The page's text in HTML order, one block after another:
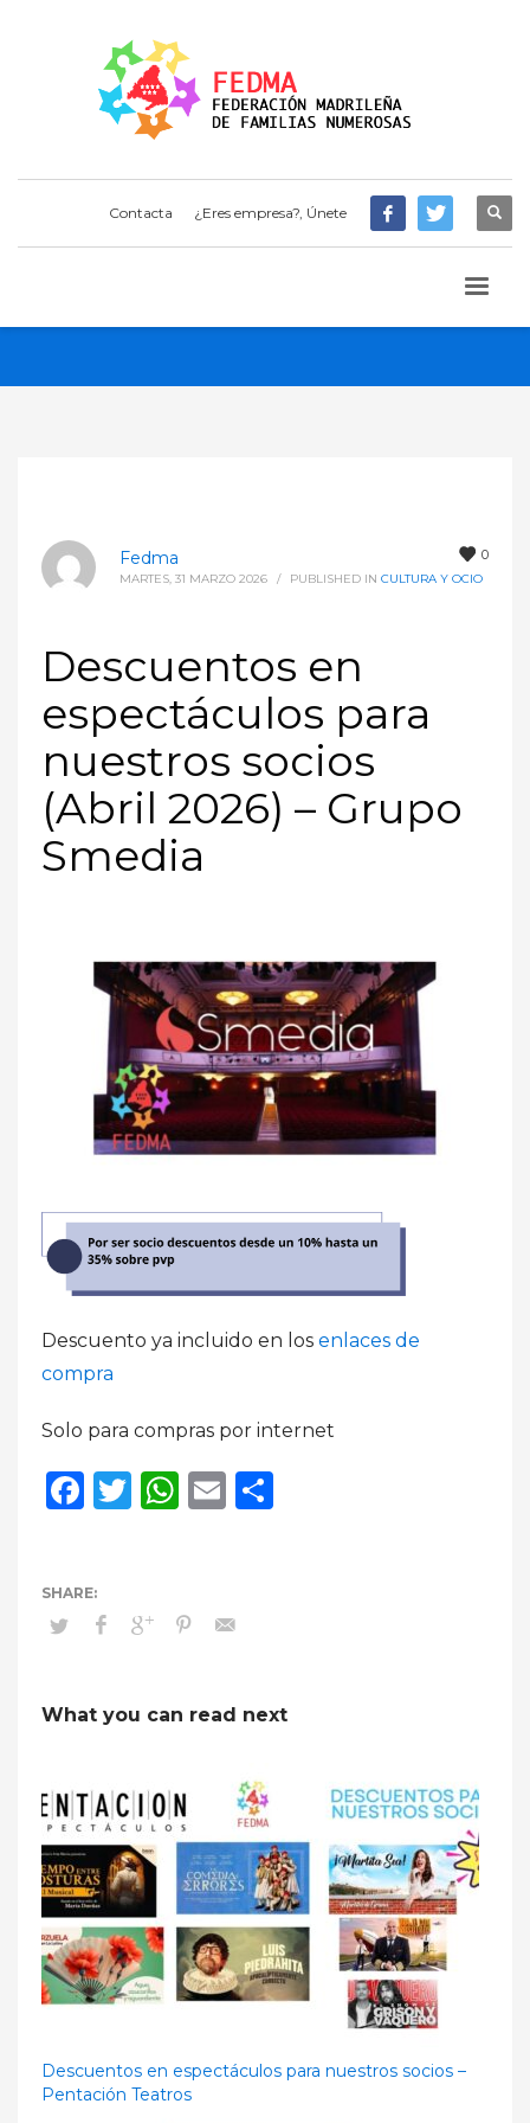
Contacta ¿Eres empresa?, Únete
0
Fedma
MARTES, 31 MARZO 2026 / PUBLISHED IN CULTURA Y OCIO
Descuentos en
espectáculos para
nuestros socios
(Abril 2026) – Grupo
Smedia
Descuento ya incluido en los enlaces de
compra
Solo para compras por internet
Facebook
Twitter
WhatsApp
Email
What you can read next
Descuentos en espectáculos para nuestros socios –
Pentación Teatros